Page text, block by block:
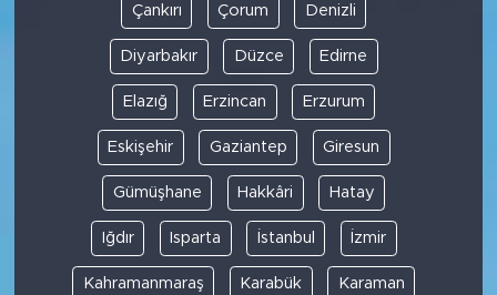
Çankırı Çorum Denizli
Diyarbakır Düzce Edirne
Elazığ Erzincan Erzurum
Eskişehir Gaziantep Giresun
Gümüşhane Hakkâri Hatay
Iğdır Isparta İstanbul İzmir
Kahramanmaraş Karabük Karaman